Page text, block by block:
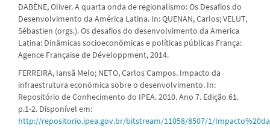
DABÈNE, Oliver. A quarta onda de regionalismo: Os Desafios do
Desenvolvimento da América Latina. In: QUENAN, Carlos; VELUT,
Sébastien (orgs.). Os desafios do desenvolvimento da America
Latina: Dinâmicas socioeconômicas e políticas públicas França:
Agence Française de Développment, 2014.
FERREIRA, Iansã Melo; NETO, Carlos Campos. Impacto da
infraestrutura econômica sobre o desenvolvimento. In:
Repositório de Conhecimento do IPEA. 2010. Ano 7. Edição 61.
p.1-2. Disponível em:
http://repositorio.ipea.gov.br/bitstream/11058/8507/1/